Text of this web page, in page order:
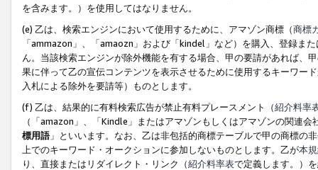
を含みます。）を使用してはなりません。
(e) 乙は、検索エンジンにおいて使用するために、アマゾン商標（商標
「ammazon」、「amaozn」および「kindel」など）を購入、登録ま
ん。当該検索エンジンが除外機能を有する場合、甲の要請があれば、
果に伴って乙の宣伝コンテンツを表示させるために使用するキーワー
入札による除外を要請等）ものとします。
(f) 乙は、結果的に有料検索広告が禁止有料プレースメント（紹介料率
（「amazon」、「Kindle」またはアマゾンもしくはアマゾンの関連
標用語」といいます。なお、乙は非包括的商標テーブルで甲の商標の
上でのキーワード・オークションに参加しないものとします。乙が本
り、直接またはリダイレクト・リンク（紹介料率表で定義します。）